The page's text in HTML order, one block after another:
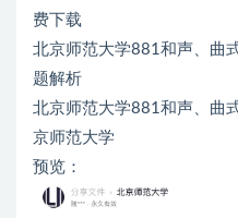
费下载
北京师范大学881和声、曲
题解析
北京师范大学881和声、曲
京师范大学
预览：